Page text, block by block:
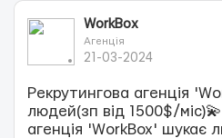
WorkBox
Агенція
21-03-2024
Рекрутингова агенція
людей(зп від 1500$/
агенція 'WorkBox' шукає